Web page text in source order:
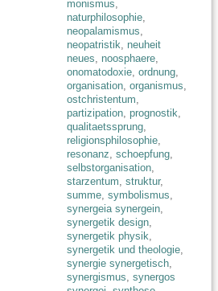
monismus,
naturphilosophie,
neopalamismus,
neopatristik, neuheit
neues, noosphaere,
onomatodoxie, ordnung,
organisation, organismus,
ostchristentum,
partizipation, prognostik,
qualitaetssprung,
religionsphilosophie,
resonanz, schoepfung,
selbstorganisation,
starzentum, struktur,
summe, symbolismus,
synergeia synergein,
synergetik design,
synergetik physik,
synergetik und theologie,
synergie synergetisch,
synergismus, synergos